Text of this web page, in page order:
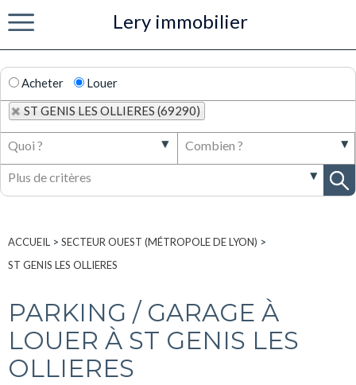
Lery immobilier
Acheter
Louer
ST GENIS LES OLLIERES (69290)
ACCUEIL > SECTEUR OUEST (MÉTROPOLE DE LYON) >
ST GENIS LES OLLIERES
PARKING / GARAGE À
LOUER À ST GENIS LES
OLLIERES